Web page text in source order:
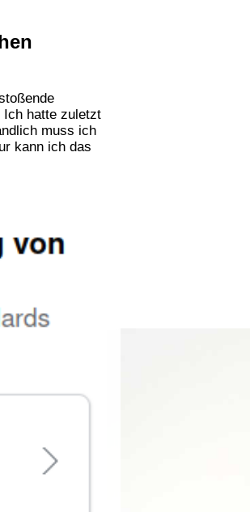
Ich hatte zuletzt
muss ich
kann ich das